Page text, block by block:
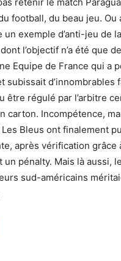
retenir le match
football, du beau jeu. Ou
un exemple d’anti-jeu de
l’objectif n’a été que
Equipe de France qui a
subissait d’innombrables
être régulé par l’arbitre
carton. Incompétence,
Bleus ont finalement
après vérification grâce
un pénalty. Mais là aussi,
sud-américains